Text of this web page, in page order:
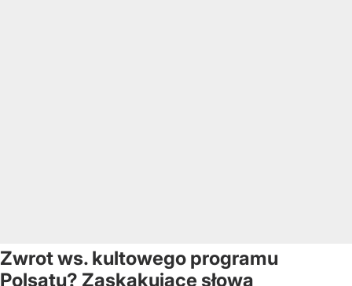
Zwrot ws. kultowego programu
Polsatu? Zaskakujące słowa